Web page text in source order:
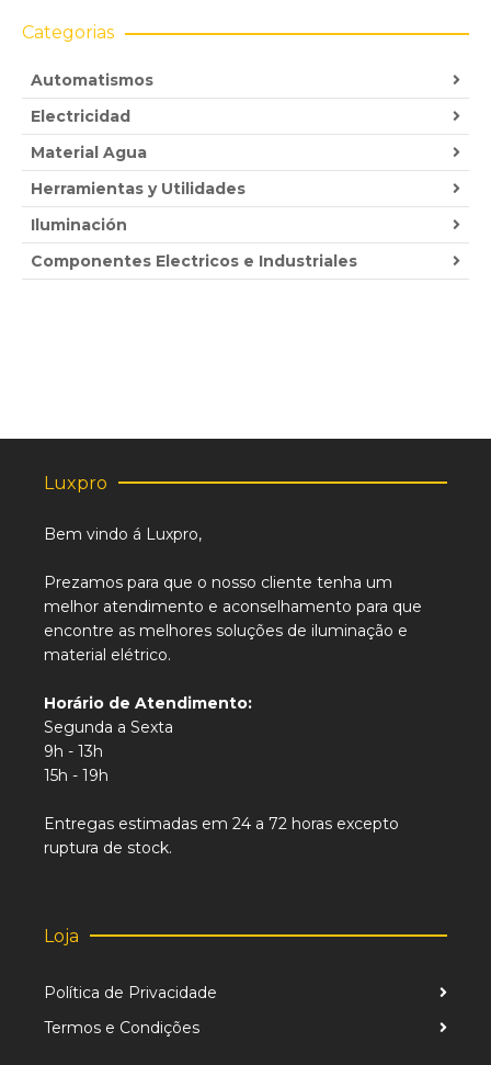
Categorias
Automatismos
Electricidad
Material Agua
Herramientas y Utilidades
Iluminación
Componentes Electricos e Industriales
Luxpro
Bem vindo á Luxpro,
Prezamos para que o nosso cliente tenha um
melhor atendimento e aconselhamento para que
encontre as melhores soluções de iluminação e
material elétrico.
Horário de Atendimento:
Segunda a Sexta
9h - 13h
15h - 19h
Entregas estimadas em 24 a 72 horas excepto
ruptura de stock.
Loja
Política de Privacidade
Termos e Condições